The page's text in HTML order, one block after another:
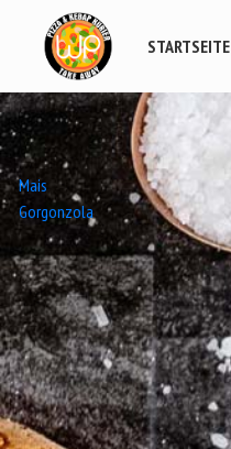
STARTSEITE
Beitrags-
Navigation
Mais
Gorgonzola